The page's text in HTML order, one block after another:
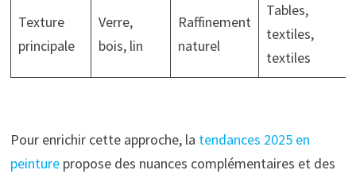
Texture
principale
Verre,
bois, lin
Raffinement
naturel
Tables,
textiles,
textiles
Pour enrichir cette approche, la tendances 2025 en
peinturepropose des nuances complémentaires et des